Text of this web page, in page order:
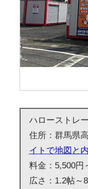
ハローストレ
住所：群馬県
イトで地図と
料金：5,500円
広さ：1.2帖～